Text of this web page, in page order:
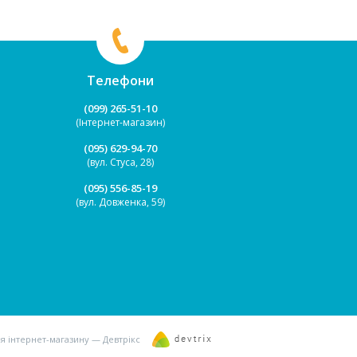
Телефони
(099) 265-51-10
(Інтернет-магазин)
(095) 629-94-70
(вул. Стуса, 28)
(095) 556-85-19
(вул. Довженка, 59)
інтернет-магазину — Девтрікс